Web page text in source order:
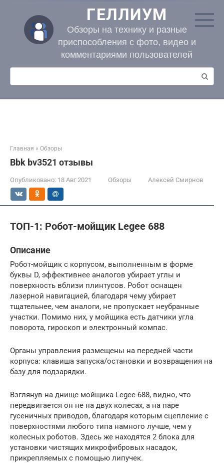
контенту
ГЕЛЛИУМ
Обзоры на технику и разные
приспособления с фото, видео и
комментариями пользователей
Поиск:
Главная » Обзоры
Bbk bv3521 отзывы
Опубликовано: 18 Авг 2021 Обзоры Алексей Смирнов
ТОП-1: Робот-мойщик Legee 688
Описание
Робот-мойщик с корпусом, выполненным в форме
буквы D, эффективнее аналогов убирает углы и
поверхность вблизи плинтусов. Робот оснащен
лазерной навигацией, благодаря чему убирает
тщательнее, чем аналоги, не пропускает неубранные
участки. Помимо них, у мойщика есть датчики угла
поворота, гироскоп и электронный компас.
Органы управления размещены на передней части
корпуса: клавиша запуска/остановки и возвращения на
базу для подзарядки.
Взглянув на днище мойщика Legee-688, видно, что
передвигается он не на двух колесах, а на паре
гусеничных приводов, благодаря которым сцепление с
поверхностями любого типа намного лучше, чем у
колесных роботов. Здесь же находятся 2 блока для
установки чистящих микрофибровых насадок,
прикрепляемых с помощью липучек.